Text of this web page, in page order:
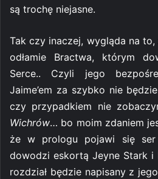
są trochę niejasne.
Tak czy inaczej, wygląda na
odłamie Bractwa, którym
Serce.. Czyli jego
Jaime’em za szybko nie
czy przypadkiem nie
Wichrów… bo moim zdaniem
że w prologu pojawi się ser
dowodzi eskortą Jeyne Stark i
rozdział będzie napisany z